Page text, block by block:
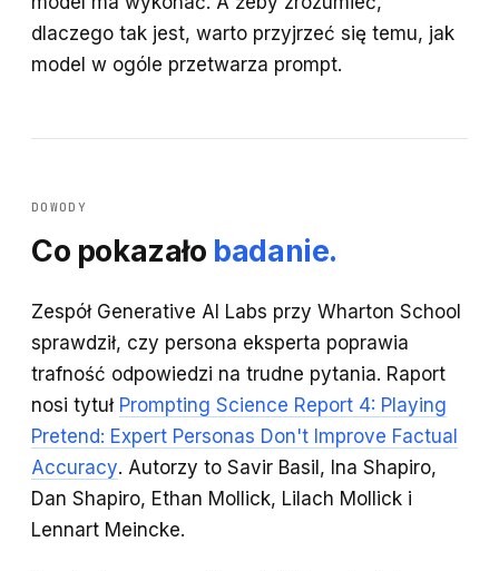
dlaczego tak jest, warto przyjrzeć się temu, jak
model w ogóle przetwarza prompt.
DOWODY
Co pokazało badanie.
Zespół Generative AI Labs przy Wharton School
sprawdził, czy persona eksperta poprawia
trafność odpowiedzi na trudne pytania. Raport
nosi tytuł Prompting Science Report 4: Playing
Pretend: Expert Personas Don't Improve Factual
Accuracy. Autorzy to Savir Basil, Ina Shapiro,
Dan Shapiro, Ethan Mollick, Lilach Mollick i
Lennart Meincke.